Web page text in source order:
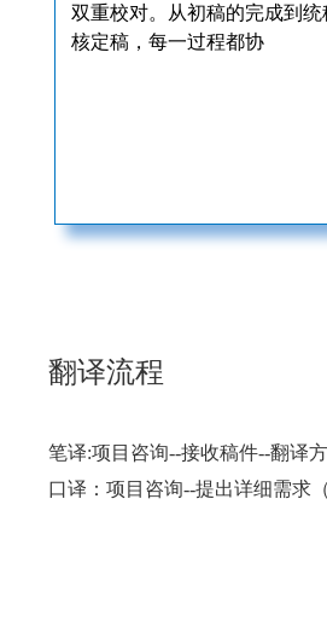
双重校对。从初稿的完成到
核定稿，每一过程都协
翻译流程
笔译:项目咨询--接收稿件--翻译
口译：项目咨询--提出详细需求